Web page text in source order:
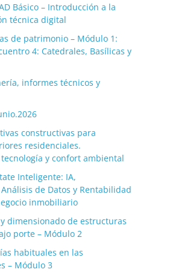
Básico – Introducción a la
técnica digital
de patrimonio – Módulo 1:
4: Catedrales, Basílicas y
informes técnicos y
constructivas para
residenciales.
y confort ambiental
Inteligente: IA,
de Datos y Rentabilidad
inmobiliario
dimensionado de estructuras
porte – Módulo 2
habituales en las
– Módulo 3